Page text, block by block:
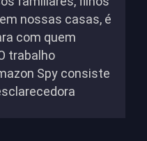
nossas casas, é
com quem
trabalho
Spy consiste